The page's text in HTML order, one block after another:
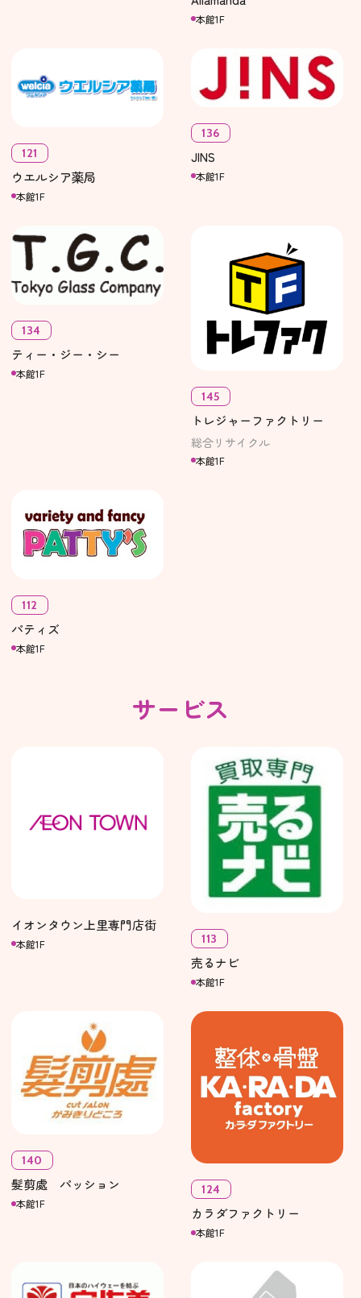
本館1F
121
ウエルシア薬局
本館1F
136
JINS
本館1F
134
ティー・ジー・シー
本館1F
145
トレジャーファクトリー
総合リサイクル
本館1F
112
パティズ
本館1F
サービス
イオンタウン上里専門店街
本館1F 113
売るナビ
本館1F
140
髮剪處 パッション
本館1F
124
カラダファクトリー
本館1F